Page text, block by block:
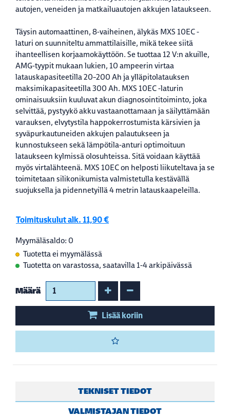
autojen, veneiden ja matkailuautojen akkujen lataukseen.
Täysin automaattinen, 8-vaiheinen, älykäs MXS 10EC -
laturi on suunniteltu ammattilaisille, mikä tekee siitä
ihanteellisen korjaamokäyttöön. Se tuottaa 12 V:n akuille,
AMG-tyypit mukaan lukien, 10 ampeerin virtaa
latauskapasiteetilla 20–200 Ah ja ylläpitolatauksen
maksimikapasiteetilla 300 Ah. MXS 10EC -laturin
ominaisuuksiin kuuluvat akun diagnosointitoiminto, joka
selvittää, pystyykö akku vastaanottamaan ja säilyttämään
varauksen, elvytystila happokerrostumista kärsivien ja
syväpurkautuneiden akkujen palautukseen ja
kunnostukseen sekä lämpötila-anturi optimoituun
lataukseen kylmissä olosuhteissa. Sitä voidaan käyttää
myös virtalähteenä. MXS 10EC on helposti liikuteltava ja se
toimitetaan silikonikumista valmistetulla kestävällä
suojuksella ja pidennetyillä 4 metrin latauskaapeleilla.
Toimituskulut alk. 11,90 €
Myymäläsaldo: 0
Tuotetta ei myymälässä
Tuotetta on varastossa, saatavilla 1-4 arkipäivässä
Määrä Kasvata määrää
Vähennä määrää
Lisää koriin
TEKNISET TIEDOT
VALMISTAJAN TIEDOT